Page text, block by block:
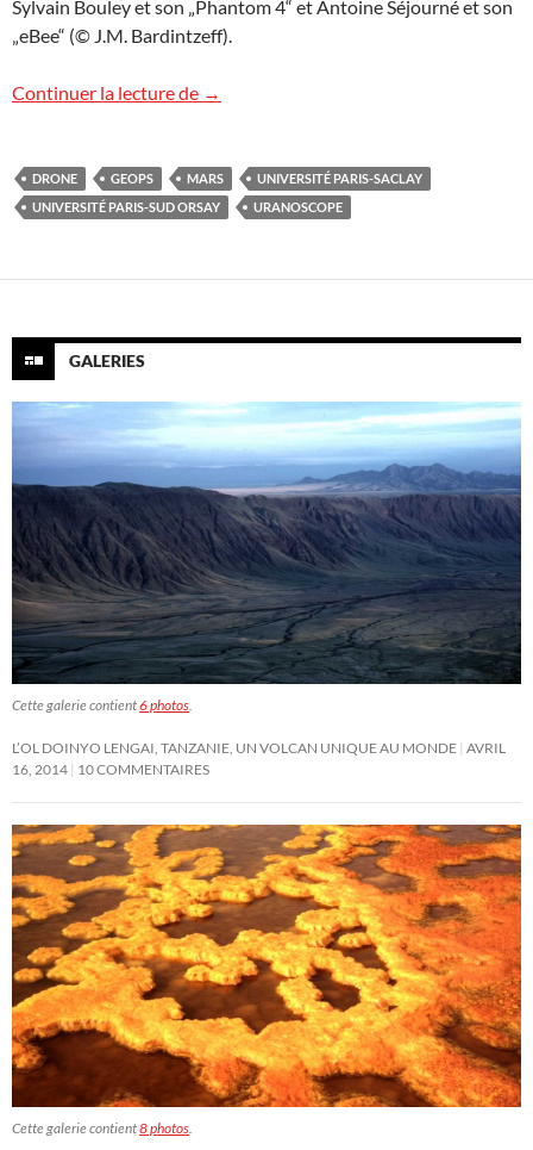
Sylvain Bouley et son „Phantom 4“ et Antoine Séjourné et son
„eBee“ (© J.M. Bardintzeff).
Continuer la lecture de Journée scientifique GEOPS
→
DRONE GEOPS MARS
UNIVERSITÉ PARIS-SACLAY
UNIVERSITÉ PARIS-SUD ORSAY
URANOSCOPE
GALERIES
Cette galerie contient6 photos.
L’OL DOINYO LENGAI, TANZANIE, UN VOLCAN UNIQUE AU MONDE AVRIL
16, 2014 10 COMMENTAIRES
Cette galerie contient8 photos.